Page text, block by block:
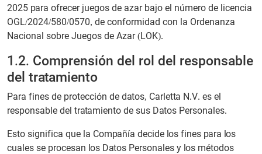
2025 para ofrecer juegos de azar bajo el número de licencia
OGL/2024/580/0570, de conformidad con la Ordenanza
Nacional sobre Juegos de Azar (LOK).
1.2. Comprensión del rol del responsable
del tratamiento
Para fines de protección de datos, Carletta N.V. es el
responsable del tratamiento de sus Datos Personales.
Esto significa que la Compañía decide los fines para los
cuales se procesan los Datos Personales y los métodos